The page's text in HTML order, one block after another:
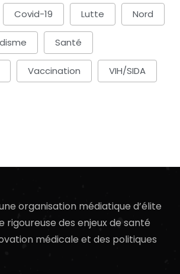
Covid-19 Lutte Nord
Santé
Vaccination VIH/SIDA
organisation médiatique d’élite
rigoureuse des enjeux de santé
médicale et des politiques